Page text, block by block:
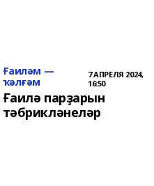
Ғаиләм —
ҡәлғәм
7 АПРЕЛЯ 2024,
16:50
Ғаилә парҙарын
тәбрикләнеләр